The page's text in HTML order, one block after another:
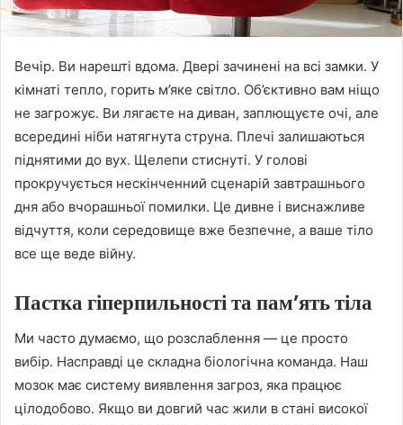
Вечір. Ви нарешті вдома. Двері зачинені на всі замки. У
кімнаті тепло, горить м’яке світло. Об’єктивно вам ніщо
не загрожує. Ви лягаєте на диван, заплющуєте очі, але
всередині ніби натягнута струна. Плечі залишаються
піднятими до вух. Щелепи стиснуті. У голові
прокручується нескінченний сценарій завтрашнього
дня або вчорашньої помилки. Це дивне і виснажливе
відчуття, коли середовище вже безпечне, а ваше тіло
все ще веде війну.
Пастка гіперпильності та пам’ять тіла
Ми часто думаємо, що розслаблення — це просто
вибір. Насправді це складна біологічна команда. Наш
мозок має систему виявлення загроз, яка працює
цілодобово. Якщо ви довгий час жили в стані високої